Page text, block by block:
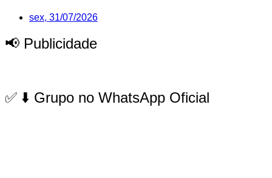
sex, 31/07/2026
📢 Publicidade
✅ ⬇️ Grupo no WhatsApp Oficial